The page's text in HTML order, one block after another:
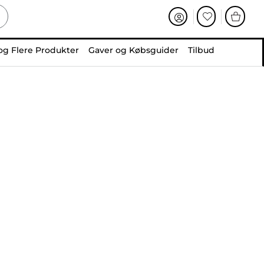
Flere Produkter Gaver og Købsguider Tilbud